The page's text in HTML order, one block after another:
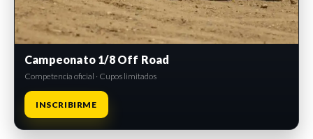
Campeonato 1/8 Off Road
Competencia oficial · Cupos limitados
INSCRIBIRME